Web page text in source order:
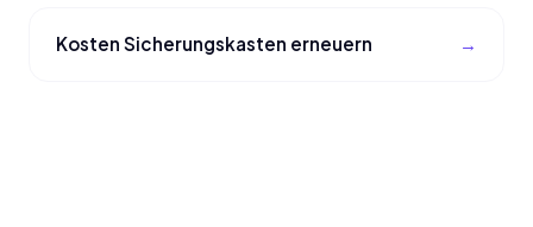
Kosten Sicherungskasten erneuern